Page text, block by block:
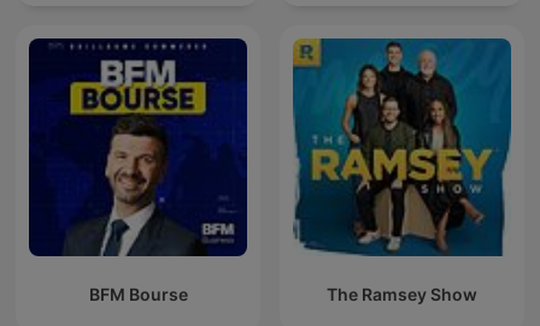
The Ramsey Show
BFM Bourse